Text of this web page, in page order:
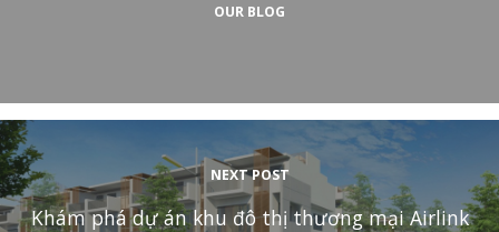
OUR BLOG
NEXT POST
Khám phá dự án khu đô thị thương mại Airlink